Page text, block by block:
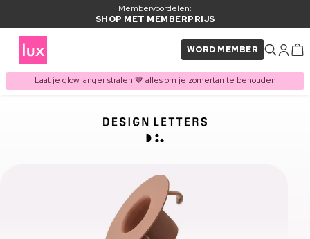
Membervoordelen:
SHOP MET MEMBERPRIJS
WORD MEMBER
Laat je glow langer stralen 🤎 alles om je zomertan te behouden